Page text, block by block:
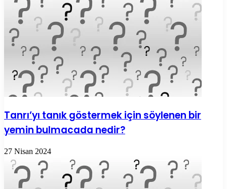
Tanrı’yı tanık göstermek için söylenen bir
yemin bulmacada nedir?
27 Nisan 2024